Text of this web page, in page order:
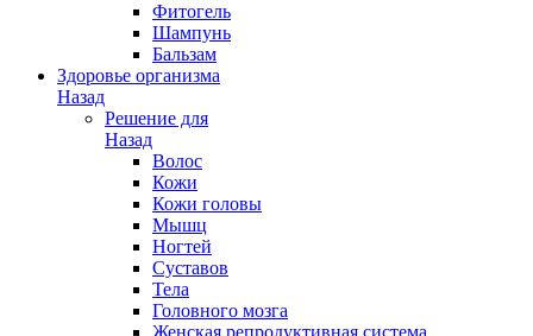
Фитогель
Шампунь
Бальзам
Здоровье организма
Назад
Решение для
Назад
Волос
Кожи
Кожи головы
Мышц
Ногтей
Суставов
Тела
Головного мозга
Женская репродуктивная система